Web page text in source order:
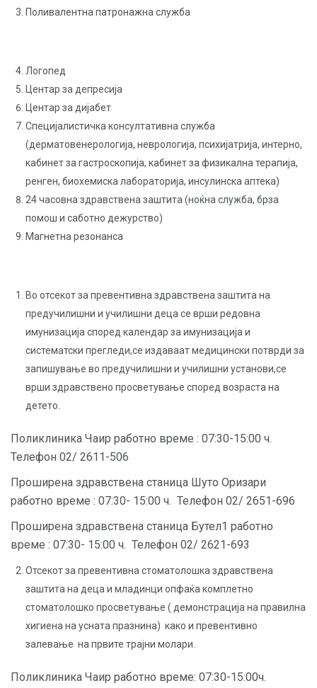
Поливалентна патронажна служба
Логопед
Центар за депресија
Центар за дијабет
Специјалистичка консултативна служба
(дерматовенерологија, неврологија, психијатрија, интерно,
кабинет за гастроскопија, кабинет за физикална терапија,
ренген, биохемиска лабораторија, инсулинска аптека)
24 часовна здравствена заштита (ноќна служба, брза
помош и саботно дежурство)
Магнетна резонанса
Во отсекот за превентивна здравствена заштита на
предучилишни и училишни деца се врши редовна
имунизација според календар за имунизација и
систематски прегледи,се издаваат медицински потврди за
запишување во предучилишни и училишни установи,се
врши здравствено просветување според возраста на
детето.
Поликлиника Чаир рабoтно време : 07:30-15:00 ч.
Телефон 02/ 2611-506
Проширена здравствена станица Шуто Оризари
работно време : 07:30- 15:00 ч. Телефон 02/ 2651-696
Проширена здравствена станица Бутел1 работно
време : 07:30- 15:00 ч. Телефон 02/ 2621-693
Отсекот за превентивна стоматолошка здравствена
заштита на деца и младинци опфаќа комплетно
стоматолошко просветување ( демонстрација на правилна
хигиена на усната празнина) како и превентивно
залевање на првите трајни молари.
Поликлиника Чаир рабoтно време: 07:30-15:00ч.